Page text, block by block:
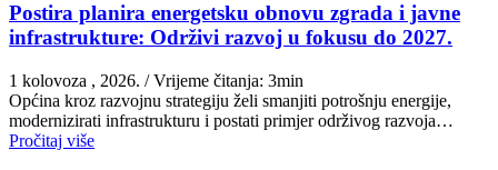
Postira planira energetsku obnovu zgrada i javne
infrastrukture: Održivi razvoj u fokusu do 2027.
1 kolovoza , 2026. / Vrijeme čitanja: 3min
Općina kroz razvojnu strategiju želi smanjiti potrošnju energije,
modernizirati infrastrukturu i postati primjer održivog razvoja…
Pročitaj više